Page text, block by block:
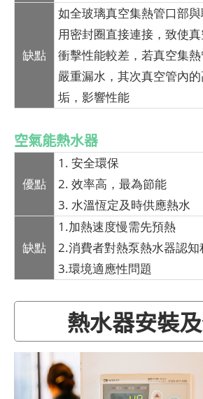
缺點
如全玻璃真空集熱管口部
用密封圈直接連接，致使
衝擊性能較差，若真空集
嚴重漏水，其次真空管內
垢，影響性能
空氣能熱水器
優點
1. 安全環保
2. 效率高，最為節能
3. 水溫恆定及時供應熱水
缺點
1.加熱速度慢需先預熱
2.消費者對熱泵熱水器認知
3.環境適應性問題
熱水器安裝